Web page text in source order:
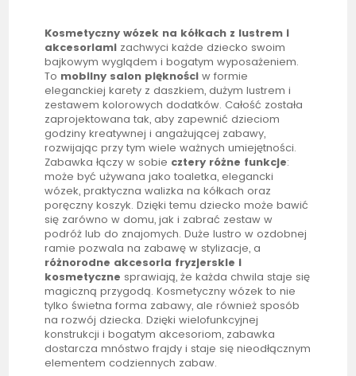
Kosmetyczny wózek na kółkach z lustrem i
akcesoriami zachwyci każde dziecko swoim
bajkowym wyglądem i bogatym wyposażeniem.
To mobilny salon piękności w formie
eleganckiej karety z daszkiem, dużym lustrem i
zestawem kolorowych dodatków. Całość została
zaprojektowana tak, aby zapewnić dzieciom
godziny kreatywnej i angażującej zabawy,
rozwijając przy tym wiele ważnych umiejętności.
Zabawka łączy w sobie cztery różne funkcje:
może być używana jako toaletka, elegancki
wózek, praktyczna walizka na kółkach oraz
poręczny koszyk. Dzięki temu dziecko może bawić
się zarówno w domu, jak i zabrać zestaw w
podróż lub do znajomych. Duże lustro w ozdobnej
ramie pozwala na zabawę w stylizacje, a
różnorodne akcesoria fryzjerskie i
kosmetyczne sprawiają, że każda chwila staje się
magiczną przygodą. Kosmetyczny wózek to nie
tylko świetna forma zabawy, ale również sposób
na rozwój dziecka. Dzięki wielofunkcyjnej
konstrukcji i bogatym akcesoriom, zabawka
dostarcza mnóstwo frajdy i staje się nieodłącznym
elementem codziennych zabaw.